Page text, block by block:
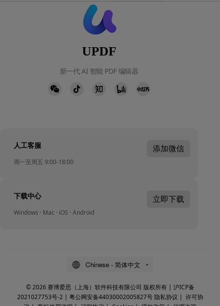
UPDF
新一代 AI 智能 PDF 编辑器
人工客服
周一至周五 9:00-18:00
添加微信
下载中心
Windows · Mac · iOS · Android
立即下载
Chinese - 简体中文
© 2026 赛博爱思（上海）软件科技有限公司 版权所有 | 沪ICP备
2021027753号-2| 粤公网安备44030002005827号 隐私协议 | 许可协